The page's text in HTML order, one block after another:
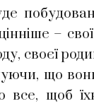
–
своєї
що
все, щоб